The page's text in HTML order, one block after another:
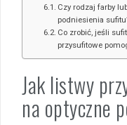
Czy rodzaj farby
podniesienia
Co zrobić, jeśli
przysufitowe
Jak listwy
na optyczne